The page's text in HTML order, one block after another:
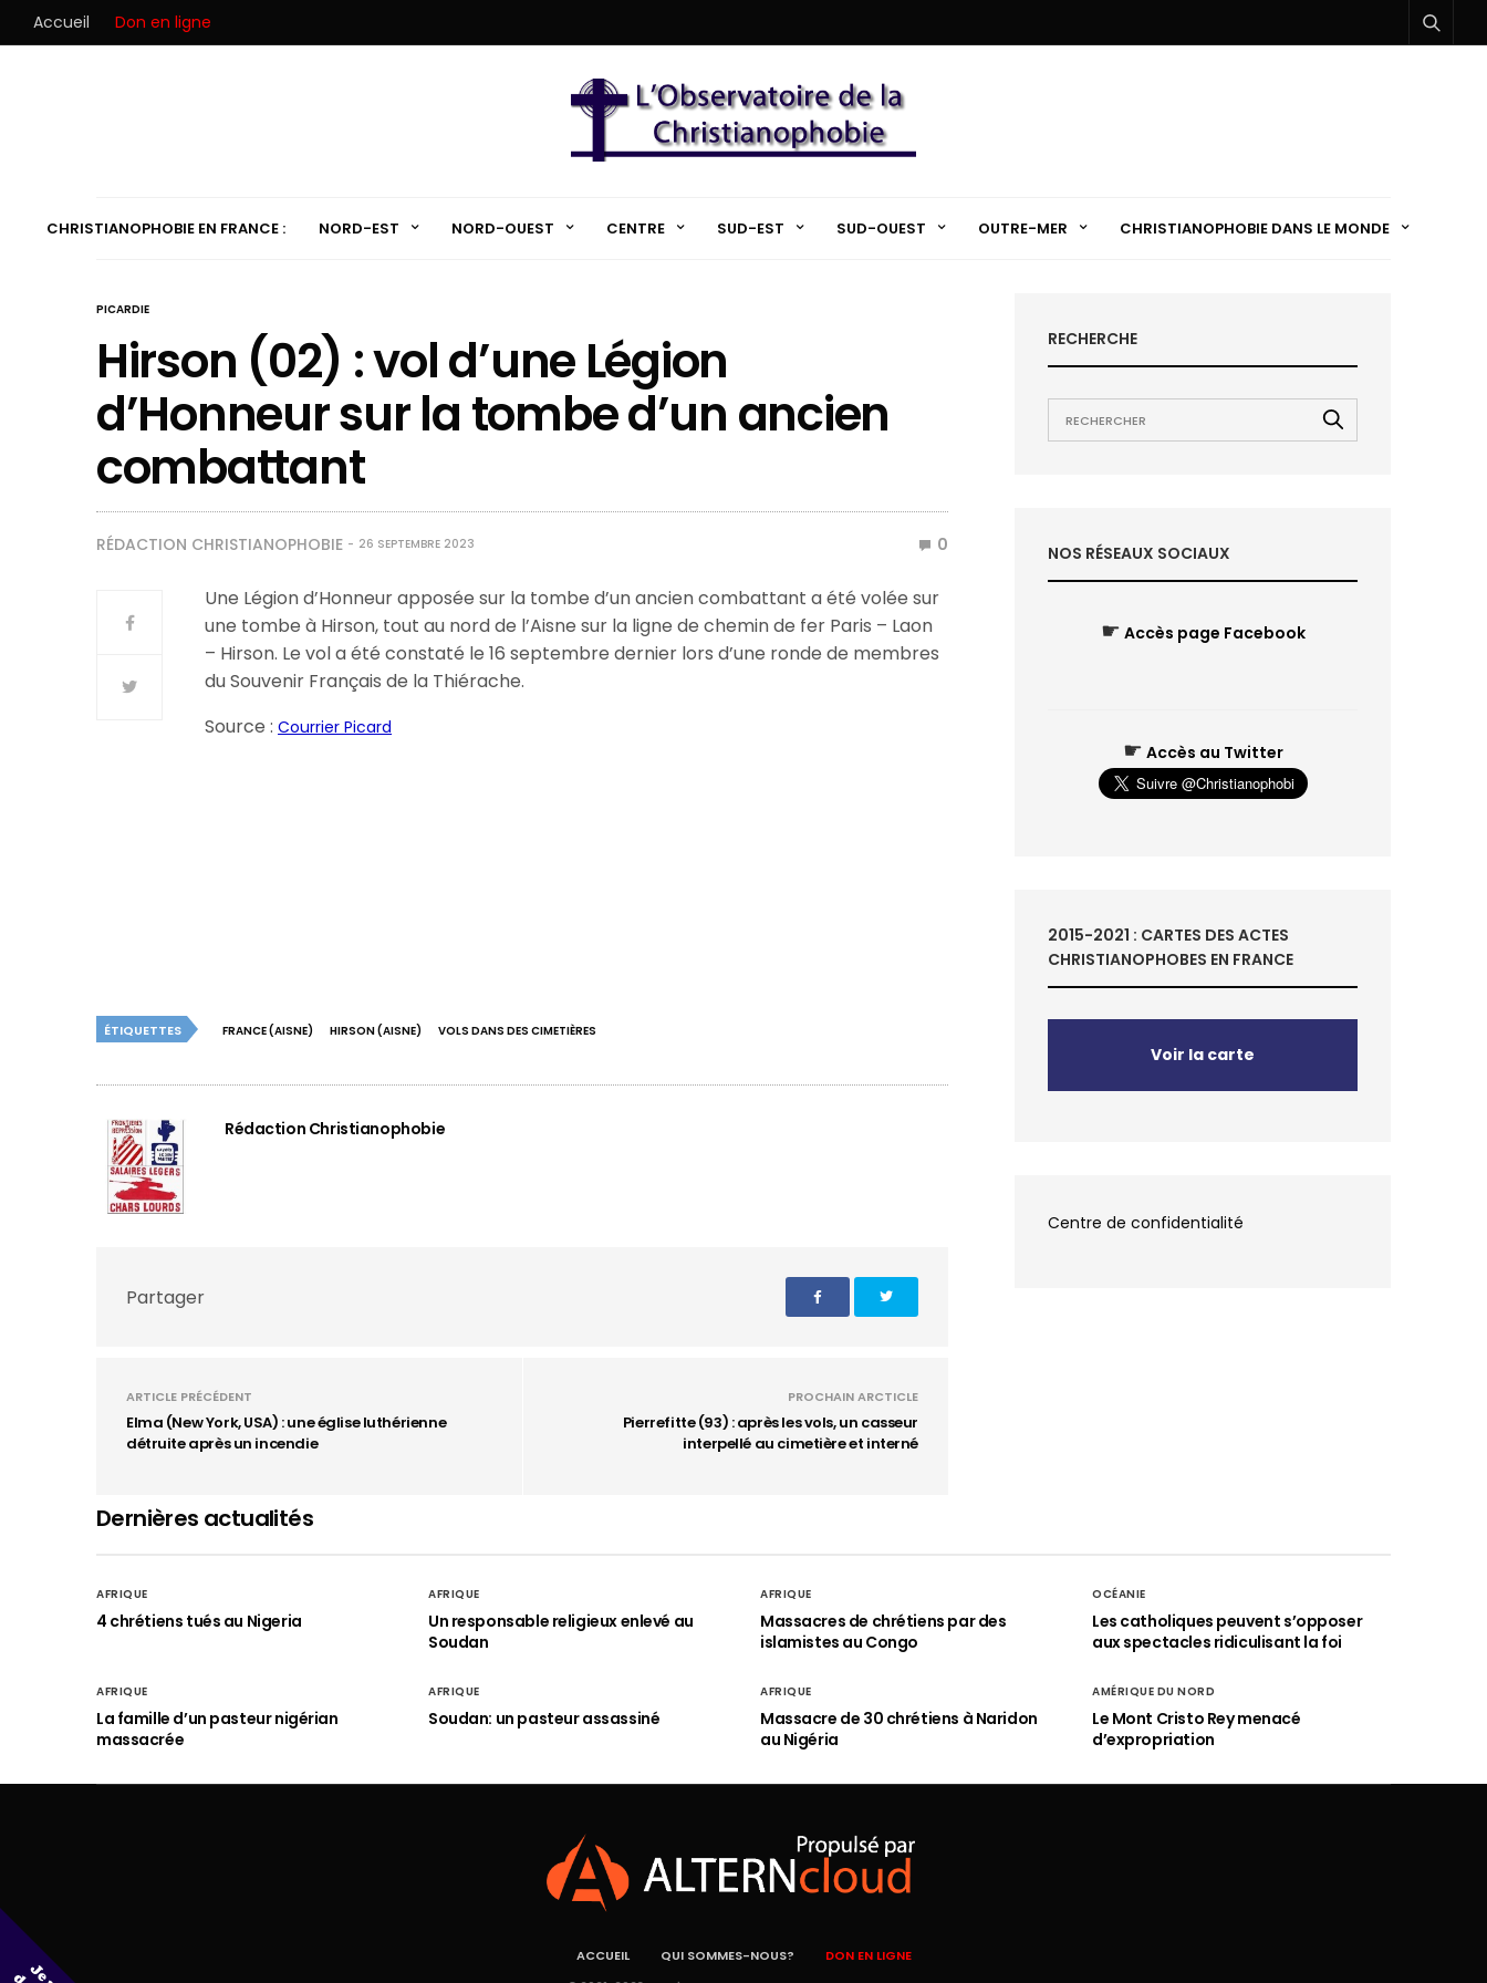
Accueil Don en ligne
CHRISTIANOPHOBIE EN FRANCE : NORD-EST NORD-OUEST CENTRE SUD-EST SUD-OUEST OUTRE-MER CHRISTIANOPHOBIE DANS LE MONDE
PICARDIE
Hirson (02) : vol d’une Légion
d’Honneur sur la tombe d’un ancien
combattant
RÉDACTION CHRISTIANOPHOBIE 26 SEPTEMBRE 2023 0
Une Légion d’Honneur apposée sur la tombe d’un ancien combattant a été volée sur
une tombe à Hirson, tout au nord de l’Aisne sur la ligne de chemin de fer Paris – Laon
– Hirson. Le vol a été constaté le 16 septembre dernier lors d’une ronde de membres
du Souvenir Français de la Thiérache.
Source :Courrier Picard
ÉTIQUETTES FRANCE (AISNE) HIRSON (AISNE) VOLS DANS DES CIMETIÈRES
Rédaction Christianophobie
Partager
ARTICLE PRÉCÉDENT
Elma (New York, USA) : une église luthérienne
détruite après un incendie
PROCHAIN ARCTICLE
Pierrefitte (93) : après les vols, un casseur
interpellé au cimetière et interné
RECHERCHE
NOS RÉSEAUX SOCIAUX
☛ Accès page Facebook
☛ Accès au Twitter
2015-2021 : CARTES DES ACTES
CHRISTIANOPHOBES EN FRANCE
Voir la carte
Centre de confidentialité
Dernières actualités
AFRIQUE
4 chrétiens tués au Nigeria
AFRIQUE
Un responsable religieux enlevé au
Soudan
AFRIQUE
Massacres de chrétiens par des
islamistes au Congo
OCÉANIE
Les catholiques peuvent s’opposer
aux spectacles ridiculisant la foi
AFRIQUE
La famille d’un pasteur nigérian
massacrée
AFRIQUE
Soudan: un pasteur assassiné
AFRIQUE
Massacre de 30 chrétiens à Naridon
au Nigéria
AMÉRIQUE DU NORD
Le Mont Cristo Rey menacé
d’expropriation
ACCUEIL QUI SOMMES-NOUS? DON EN LIGNE